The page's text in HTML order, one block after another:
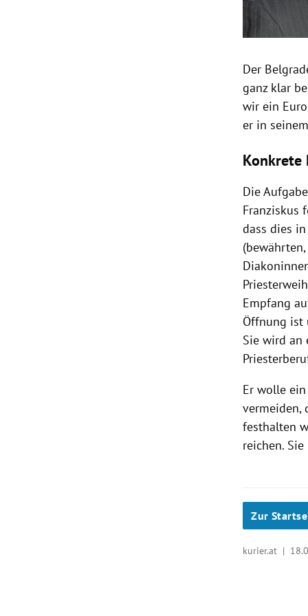
Der
ganz klar
wir ein
er in
Konkrete
Die
Franziskus
dass dies
Empfang
Öffnung ist
Sie wird an
Er wolle
vermeiden,
festhalten
reichen.
Zur
kurier.at |